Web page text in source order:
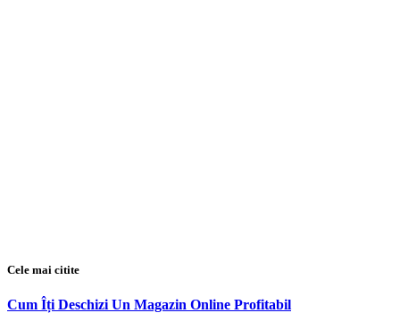
Cele mai citite
Cum Îți Deschizi Un Magazin Online Profitabil